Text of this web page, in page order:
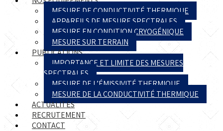
MESURE DE CONDUCTIVITÉ THERMIQUE
APPAREILS DE MESURE SPECTRALES
MESURE EN CONDITION CRYOGÉNIQUE
MESURE SUR TERRAIN
PUBLICATIONS
IMPORTANCE ET LIMITE DES MESURES
SPECTRALES
MESURE DE L’ÉMISSIVITÉ THERMIQUE
MESURE DE LA CONDUCTIVITÉ THERMIQUE
ACTUALITÉS
RECRUTEMENT
CONTACT